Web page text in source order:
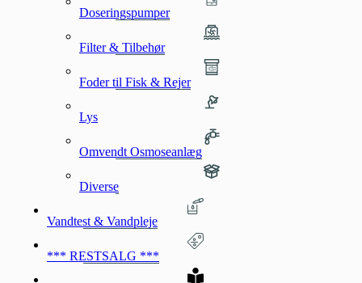
Doseringspumper
Filter & Tilbehør
Foder til Fisk & Rejer
Lys
Omvendt Osmoseanlæg
Diverse
Vandtest & Vandpleje
*** RESTSALG ***